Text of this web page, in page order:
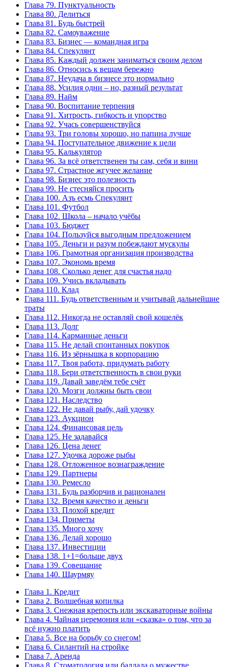
Глава 79. Пунктуальность
Глава 80. Делиться
Глава 81. Будь быстрей
Глава 82. Самоуважение
Глава 83. Бизнес — командная игра
Глава 84. Спекулянт
Глава 85. Каждый должен заниматься своим делом
Глава 86. Относись к вещам бережно
Глава 87. Неудача в бизнесе это нормально
Глава 88. Усилия одни – но, разный результат
Глава 89. Найм
Глава 90. Воспитание терпения
Глава 91. Хитрость, гибкость и упорство
Глава 92. Учась совершенствуйся
Глава 93. Три головы хорошо, но папина лучше
Глава 94. Поступательное движение к цели
Глава 95. Калькулятор
Глава 96. За всё ответственен ты сам, себя и вини
Глава 97. Страстное жгучее желание
Глава 98. Бизнес это полезность
Глава 99. Не стесняйся просить
Глава 100. Азъ есмь Спекулянт
Глава 101. Футбол
Глава 102. Школа – начало учёбы
Глава 103. Бюджет
Глава 104. Пользуйся выгодным предложением
Глава 105. Деньги и разум побеждают мускулы
Глава 106. Грамотная организация производства
Глава 107. Экономь время
Глава 108. Сколько денег для счастья надо
Глава 109. Учись вкладывать
Глава 110. Клад
Глава 111. Будь ответственным и учитывай дальнейшие
траты
Глава 112. Никогда не оставляй свой кошелёк
Глава 113. Долг
Глава 114. Карманные деньги
Глава 115. Не делай спонтанных покупок
Глава 116. Из зёрнышка в корпорацию
Глава 117. Твоя работа, придумать работу
Глава 118. Бери ответственность в свои руки
Глава 119. Давай заведём тебе счёт
Глава 120. Мозги должны быть свои
Глава 121. Наследство
Глава 122. Не давай рыбу, дай удочку
Глава 123. Аукцион
Глава 124. Финансовая цель
Глава 125. Не задавайся
Глава 126. Цена денег
Глава 127. Удочка дороже рыбы
Глава 128. Отложенное вознаграждение
Глава 129. Партнеры
Глава 130. Ремесло
Глава 131. Будь разборчив и рационален
Глава 132. Время качество и деньги
Глава 133. Плохой кредит
Глава 134. Приметы
Глава 135. Много хочу
Глава 136. Делай хорошо
Глава 137. Инвестиции
Глава 138. 1+1=больше двух
Глава 139. Совещание
Глава 140. Шаурмяу
Глава 1. Кредит
Глава 2. Волшебная копилка
Глава 3. Снежная крепость или экскаваторные войны
Глава 4. Чайная церемония или «сказка» о том, что за
всё нужно платить
Глава 5. Все на борьбу со снегом!
Глава 6. Силантий на стройке
Глава 7. Аренда
Глава 8. Стоматология или баллада о мужестве